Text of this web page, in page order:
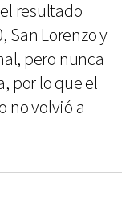
resultado
San Lorenzo y
pero nunca
por lo que el
no volvió a